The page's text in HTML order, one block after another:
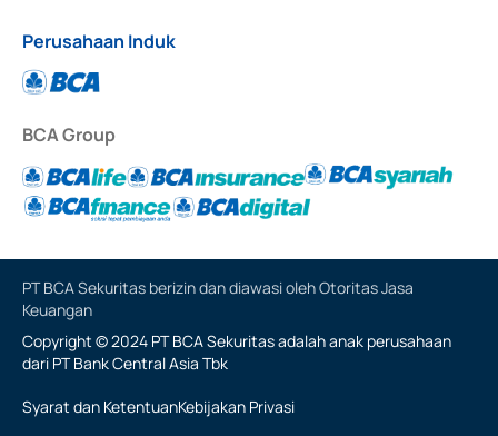
Perusahaan Induk
BCA Group
PT BCA Sekuritas berizin dan diawasi oleh Otoritas Jasa
Keuangan
Copyright © 2024 PT BCA Sekuritas adalah anak perusahaan
dari PT Bank Central Asia Tbk
Syarat dan KetentuanKebijakan Privasi